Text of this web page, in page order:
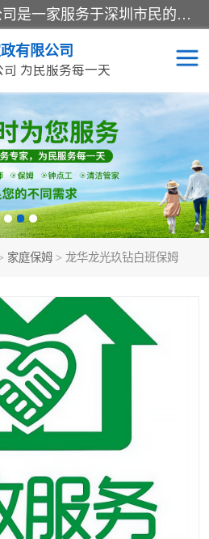
深圳市柏林家政有限公司是一家服务于深圳市民的专业家政公司。致力于为客户提供高质量、多维度的家庭服务，包括养老、母婴、月嫂育婴早教、康复理疗、家电清洗和保洁等方面的专业服务。
有限公司
为民服务每一天
家庭保姆 > 龙华龙光玖钻白班保姆
护工月嫂
家政服务